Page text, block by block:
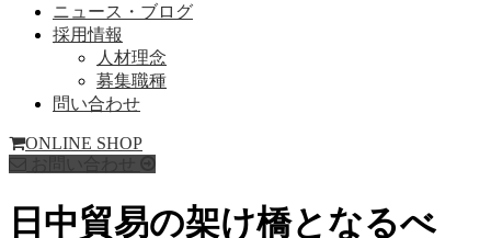
ニュース・ブログ
採用情報
人材理念
募集職種
問い合わせ
ONLINE SHOP
日中貿易の架け橋となるべ